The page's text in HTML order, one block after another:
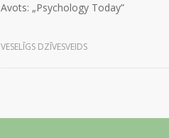
Avots: „Psychology Today”
VESELĪGS DZĪVESVEIDS